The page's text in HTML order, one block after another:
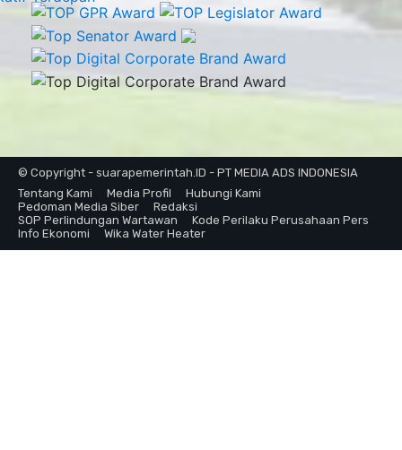
© Copyright - suarapemerintah.ID - PT MEDIA ADS INDONESIA
Tentang Kami
Media Profil
Hubungi Kami
Pedoman Media Siber
Redaksi
SOP Perlindungan Wartawan
Kode Perilaku Perusahaan Pers
Info Ekonomi
Wika Water Heater